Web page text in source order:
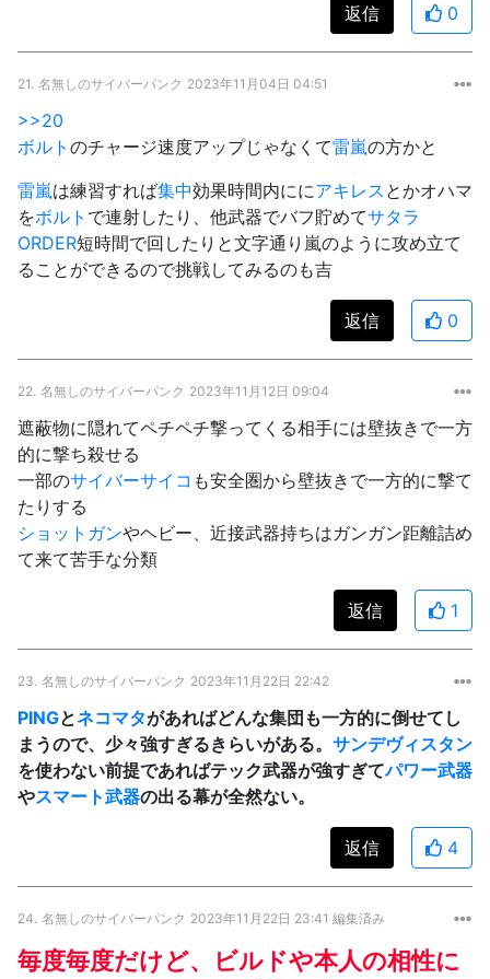
返信
0
21. 名無しのサイバーパンク 2023年11月04日 04:51
>>20
ボルト のチャージ速度アップじゃなくて雷嵐の方かと
雷嵐は練習すれば集中効果時間内ににアキレス とかオハマ
をボルト で連射したり、他武器でバフ貯めてサタラ
ORDER短時間で回したりと文字通り嵐のように攻め立て
ることができるので挑戦してみるのも吉
返信 0
22. 名無しのサイバーパンク 2023年11月12日 09:04
遮蔽物に隠れてペチペチ撃ってくる相手には壁抜きで一方
的に撃ち殺せる
一部のサイバーサイコ も安全圏から壁抜きで一方的に撃て
たりする
ショットガンやヘビー、近接武器持ちはガンガン距離詰め
て来て苦手な分類
返信 1
23. 名無しのサイバーパンク 2023年11月22日 22:42
PINGとネコマタがあればどんな集団も一方的に倒せてし
まうので、少々強すぎるきらいがある。 サンデヴィスタン
を使わない前提であればテック武器が強すぎてパワー武器
やスマート武器の出る幕が全然ない。
返信 4
24. 名無しのサイバーパンク 2023年11月22日 23:41 編集済み
毎度毎度だけど、ビルドや本人の相性に